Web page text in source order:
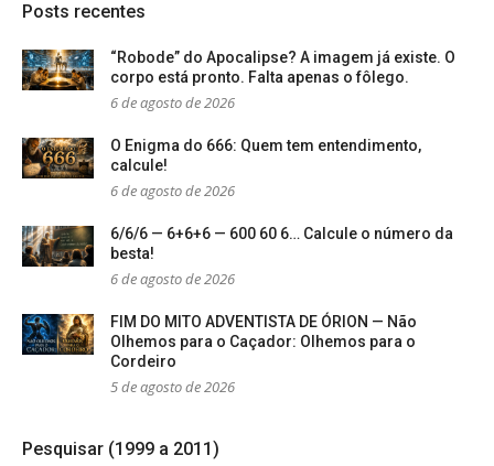
Posts recentes
“Robode” do Apocalipse? A imagem já existe. O
corpo está pronto. Falta apenas o fôlego.
6 de agosto de 2026
O Enigma do 666: Quem tem entendimento,
calcule!
6 de agosto de 2026
6/6/6 — 6+6+6 — 600 60 6… Calcule o número da
besta!
6 de agosto de 2026
FIM DO MITO ADVENTISTA DE ÓRION — Não
Olhemos para o Caçador: Olhemos para o
Cordeiro
5 de agosto de 2026
Pesquisar (1999 a 2011)